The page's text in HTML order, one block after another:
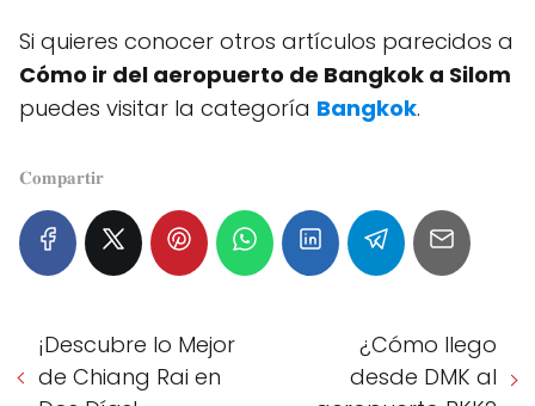
Si quieres conocer otros artículos parecidos a
Cómo ir del aeropuerto de Bangkok a Silom
puedes visitar la categoría Bangkok.
𝐂𝐨𝐦𝐩𝐚𝐫𝐭𝐢𝐫
¡Descubre lo Mejor
de Chiang Rai en
¿Cómo llego
desde DMK al